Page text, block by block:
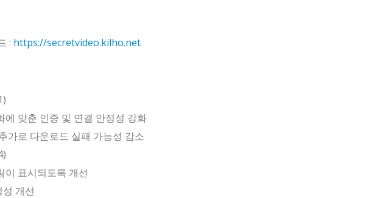
: https://secretvideo.kilho.net
에 맞춘 인증 및 연결 안정성 강화
가로 다운로드 실패 가능성 감소
이 표시되도록 개선
개선